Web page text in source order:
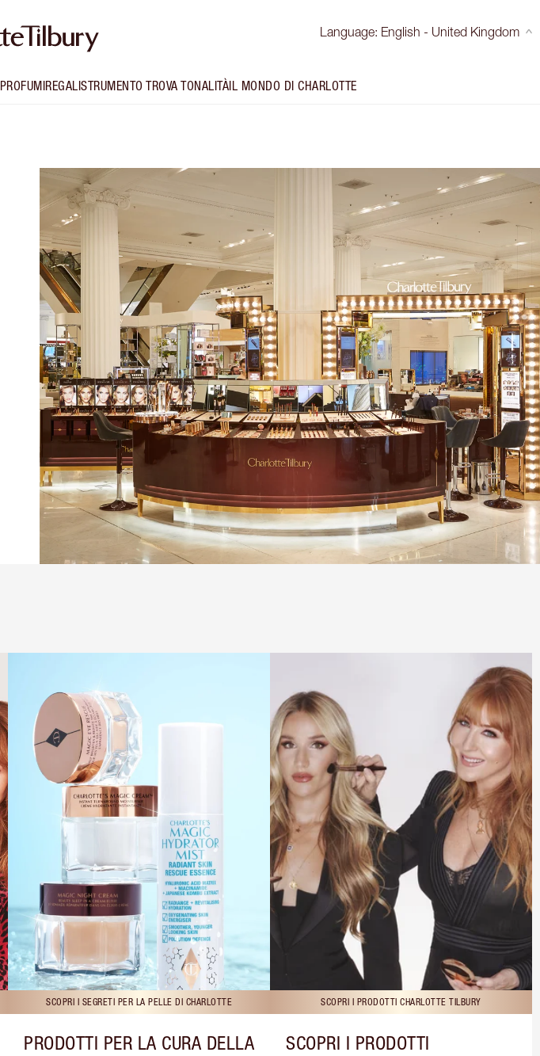
Language: English - United Kingdom
PROFUMIREGALISTRUMENTO TROVA TONALITÀIL MONDO DI CHARLOTTE
SCOPRI I SEGRETI PER LA PELLE DI CHARLOTTE
PRODOTTI PER LA CURA DELLA
SCOPRI I PRODOTTI CHARLOTTE TILBURY
SCOPRI I PRODOTTI